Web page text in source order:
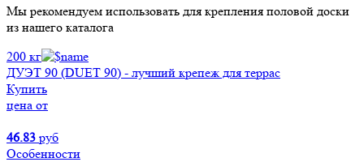
Мы рекомендуем использовать для крепления половой доски
из нашего каталога
200 кг
ДУЭТ 90 (DUET 90) - лучший крепеж для террас
Купить
цена от
46.83 руб
Особенности